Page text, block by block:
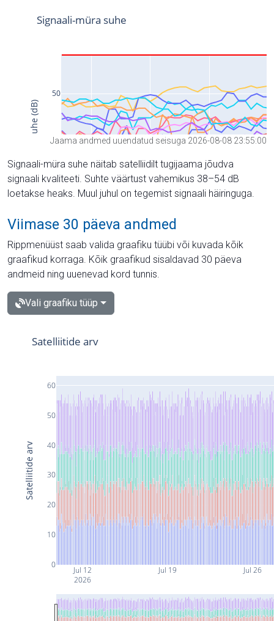
Jaama andmed uuendatud seisuga 2026-08-08 23:55:00
Signaali-müra suhe näitab satelliidilt tugijaama jõudva
signaali kvaliteeti. Suhte väärtust vahemikus 38–54 dB
loetakse heaks. Muul juhul on tegemist signaali häiringuga.
Viimase 30 päeva andmed
Rippmenüüst saab valida graafiku tüübi või kuvada kõik
graafikud korraga. Kõik graafikud sisaldavad 30 päeva
andmeid ning uuenevad kord tunnis.
Vali graafiku tüüp
Jul 12
2026
Jul 19 Jul 26
0
10
20
30
40
50
60
Satelliitide arv
Satelliitide arv